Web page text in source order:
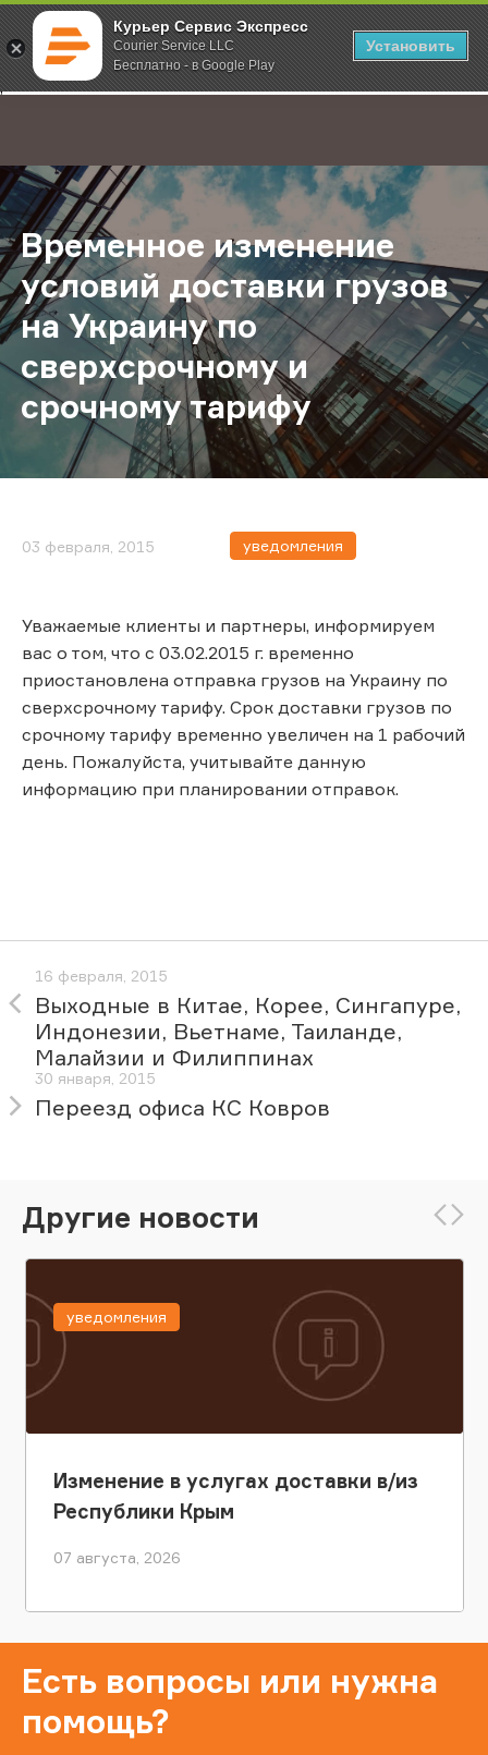
Курьер Сервис Экспресс
Courier Service LLC
Бесплатно - в Google Play
Установить
;
Главная О компании Новости Временное изменение условий
Временное изменение
условий доставки грузов
на Украину по
сверхсрочному и
срочному тарифу
03 февраля, 2015 уведомления
Уважаемые клиенты и партнеры, информируем
вас о том, что с 03.02.2015 г. временно
приостановлена отправка грузов на Украину по
сверхсрочному тарифу. Срок доставки грузов по
срочному тарифу временно увеличен на 1 рабочий
день. Пожалуйста, учитывайте данную
информацию при планировании отправок.
16 февраля, 2015
Выходные в Китае, Корее, Сингапуре,
Индонезии, Вьетнаме, Таиланде,
Малайзии и Филиппинах
30 января, 2015
Переезд офиса КС Ковров
Другие новости
Изменение в услугах доставки в/из
Республики Крым
07 августа, 2026
уведомления
Есть вопросы или нужна
помощь?